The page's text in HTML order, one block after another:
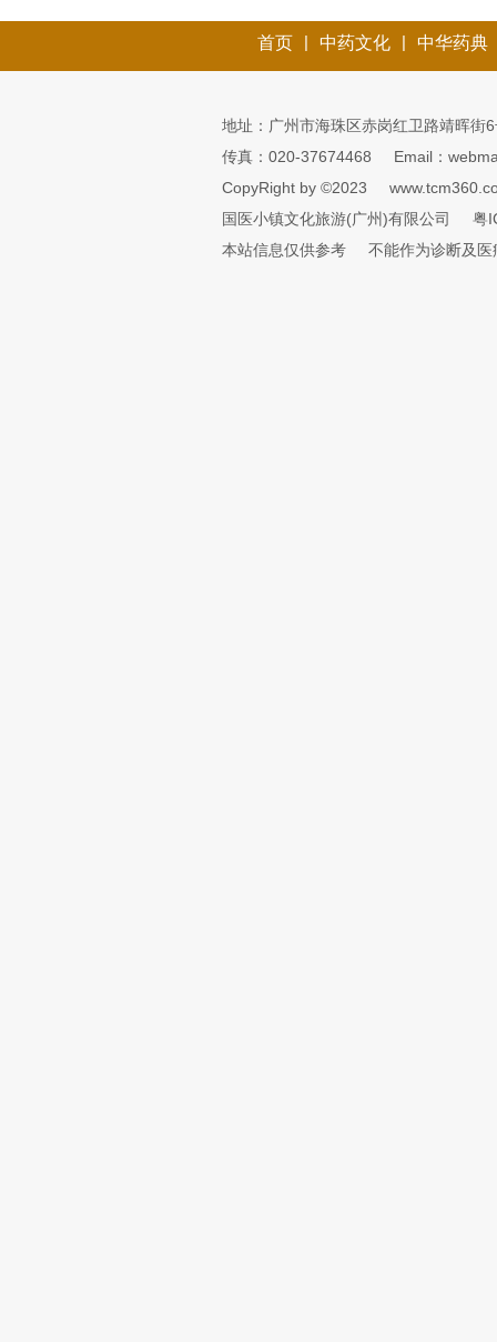
首页 | 中药文化 | 中华药典
地址：广州市海珠区赤岗红卫路靖晖街
传真：020-37674468
Email：
CopyRight by ©2023
国医小镇文化旅游(广州)有限公司
粤
本站信息仅供参考
不能作为诊断及医